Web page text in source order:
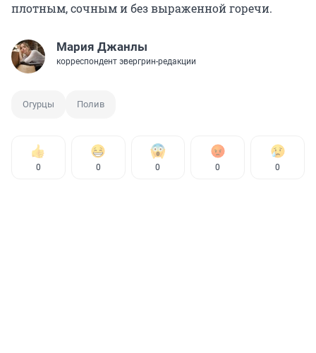
плотным, сочным и без выраженной горечи.
Мария Джанлы
корреспондент эвергрин-редакции
Огурцы Полив
0 0 0 0 0